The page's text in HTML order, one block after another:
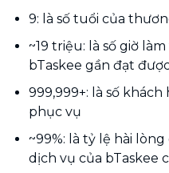
9: là số tuổi của
~19 triệu: là số giờ
bTaskee gần đạt
999,999+: là số
phục vụ
~99%: là tỷ lệ hài
dịch vụ của bTaskee